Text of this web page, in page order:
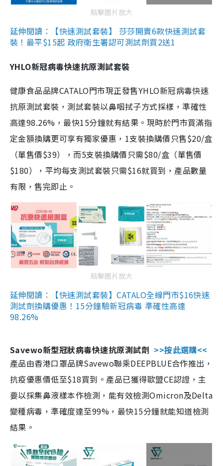
點擊圖片放大
延伸閱讀：【快速測試套裝】 莎莎開賣6款快速測試套
裝！最平$15起 政府衛生署認可測試劑買2送1
YHLO新冠病毒快速抗原測試套裝
健康食品品牌CATALO門市現正發售YHLO新冠病毒快速
抗原測試套裝，測試套裝以鼻咽拭子方式採樣，準確性
高達98.26%，最快15分鐘就有結果。現時於門市買滿指
定金額換購更可享有獨家優惠，1支裝換購價只售$20/盒
（單售價$39），而5支裝換購價只需$80/盒（單售價
$180），平均每支測試套裝只需$16就買到，產品數量
有限，售完即止。
點擊圖片放大
延伸閱讀：【快速測試套裝】CATALO全線門市$16快速
測試劑換購優惠！15分鐘驗新冠病毒 準確性高達
98.26%
Savewo新型冠狀病毒快速抗原測試劑 >>按此選購<<
產品由香港口罩品牌Savewo聯乘DEEPBLUE合作推出，
抗疫優惠價低至$18買到。產品已獲得歐盟CE認證，主
要以採集鼻液樣本作檢測，能有效檢測Omicron及Delta
變種病毒，準確度達至99%，最快15分鐘就能知道檢測
結果。